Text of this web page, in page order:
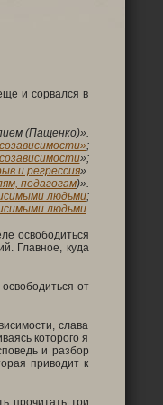
и сорвался в
(Пащенко)».
;
»;
и регрессия».
педагогам)».
людьми;
людьми.
освободиться
Главное, куда
от
слава
которого я
и разбор
приводит к
прочитать три